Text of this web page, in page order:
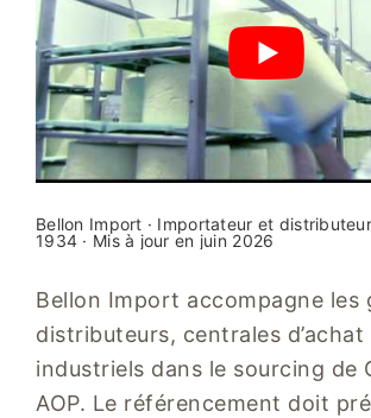
Bellon Import · Importateur et
1934 · Mis à jour en juin 2026
Bellon Import accompagne les
distributeurs, centrales d’achat
industriels dans le sourcing de
AOP. Le référencement doit